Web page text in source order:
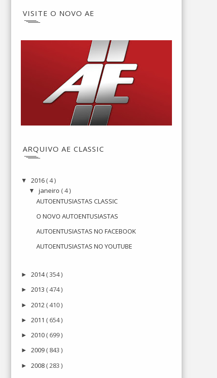
VISITE O NOVO AE
ARQUIVO AE CLASSIC
▼ 2016 ( 4 )
▼ janeiro ( 4 )
AUTOENTUSIASTAS CLASSIC
O NOVO AUTOENTUSIASTAS
AUTOENTUSIASTAS NO FACEBOOK
AUTOENTUSIASTAS NO YOUTUBE
► 2014( 354 )
► 2013 ( 474 )
► 2012 ( 410 )
► 2011 ( 654 )
► 2010 ( 699 )
► 2009 ( 843 )
► 2008 ( 283 )